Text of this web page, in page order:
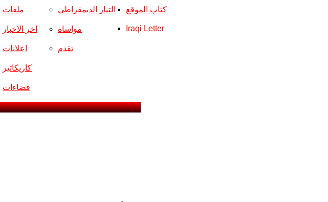
ملفات
اخر الاخبار
اعلانات
كاريكاتير
فضاءات
التيار الديمقراطي
مواساة
تقدم
كتاب الموقع
Iraqi Letter